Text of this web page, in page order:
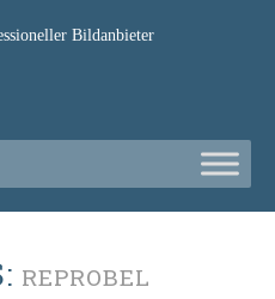
Bildanbieter
REPROBEL